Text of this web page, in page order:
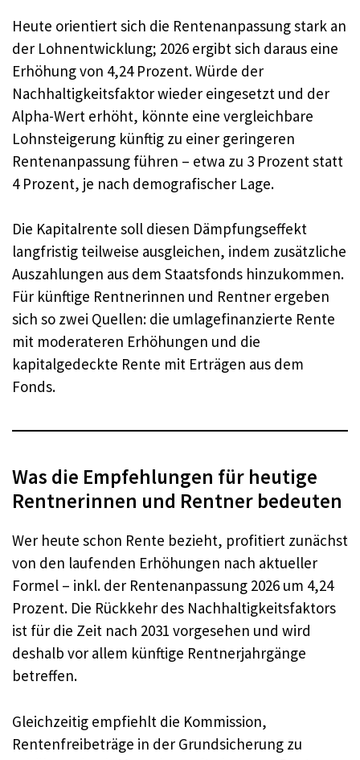
Heute orientiert sich die Rentenanpassung stark an
der Lohnentwicklung; 2026 ergibt sich daraus eine
Erhöhung von 4,24 Prozent. Würde der
Nachhaltigkeitsfaktor wieder eingesetzt und der
Alpha-Wert erhöht, könnte eine vergleichbare
Lohnsteigerung künftig zu einer geringeren
Rentenanpassung führen – etwa zu 3 Prozent statt
4 Prozent, je nach demografischer Lage.
Die Kapitalrente soll diesen Dämpfungseffekt
langfristig teilweise ausgleichen, indem zusätzliche
Auszahlungen aus dem Staatsfonds hinzukommen.
Für künftige Rentnerinnen und Rentner ergeben
sich so zwei Quellen: die umlagefinanzierte Rente
mit moderateren Erhöhungen und die
kapitalgedeckte Rente mit Erträgen aus dem
Fonds.
Was die Empfehlungen für heutige
Rentnerinnen und Rentner bedeuten
Wer heute schon Rente bezieht, profitiert zunächst
von den laufenden Erhöhungen nach aktueller
Formel – inkl. der Rentenanpassung 2026 um 4,24
Prozent. Die Rückkehr des Nachhaltigkeitsfaktors
ist für die Zeit nach 2031 vorgesehen und wird
deshalb vor allem künftige Rentnerjahrgänge
betreffen.
Gleichzeitig empfiehlt die Kommission,
Rentenfreibeträge in der Grundsicherung zu